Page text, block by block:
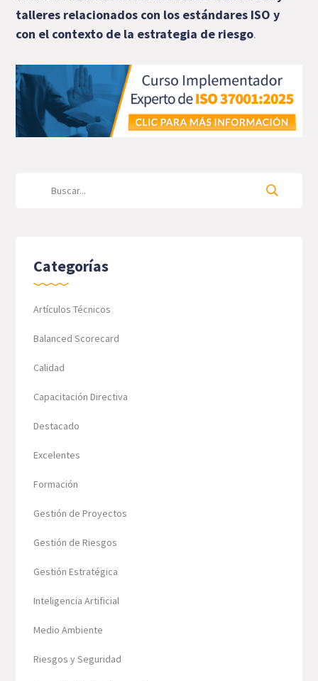
talleres relacionados con los estándares ISO y
con el contexto de la estrategia de riesgo.
Categorías
Artículos Técnicos
Balanced Scorecard
Calidad
Capacitación Directiva
Destacado
Excelentes
Formación
Gestión de Proyectos
Gestión de Riesgos
Gestión Estratégica
Inteligencia Artificial
Medio Ambiente
Riesgos y Seguridad